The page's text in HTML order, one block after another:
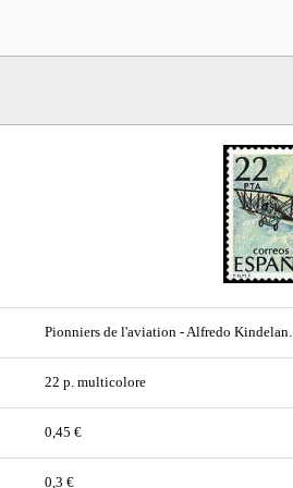
Pionniers de l'aviation - Alfredo Kindelan.
22 p. multicolore
0,45 €
0,3 €